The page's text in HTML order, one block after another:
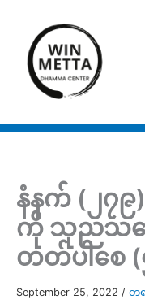
content
နံနက် (၂၇၉
ကို သုညသဘ
တတ်ပါစေ
September 25, 2022 / တ